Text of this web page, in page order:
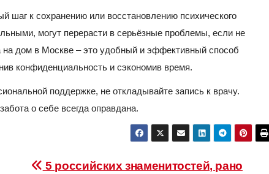
шаг к сохранению или восстановлению психического
могут перерасти в серьёзные проблемы, если не
дом в Москве – это удобный и эффективный способ
конфиденциальность и сэкономив время.
поддержке, не откладывайте запись к врачу.
о себе всегда оправдана.
5 российских знаменитостей, рано